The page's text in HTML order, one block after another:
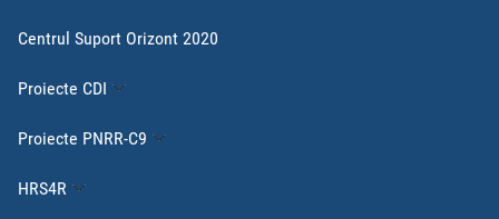
Centrul Suport Orizont 2020
Proiecte CDI
Proiecte PNRR-C9
HRS4R